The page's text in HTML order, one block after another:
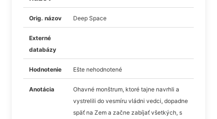
Orig. názov Deep Space
Externé
databázy
Hodnotenie Ešte nehodnotené
Anotácia
Ohavné monštrum, ktoré tajne navrhli a
vystrelili do vesmíru vládni vedci, dopadne
späť na Zem a začne zabíjať všetkých, s